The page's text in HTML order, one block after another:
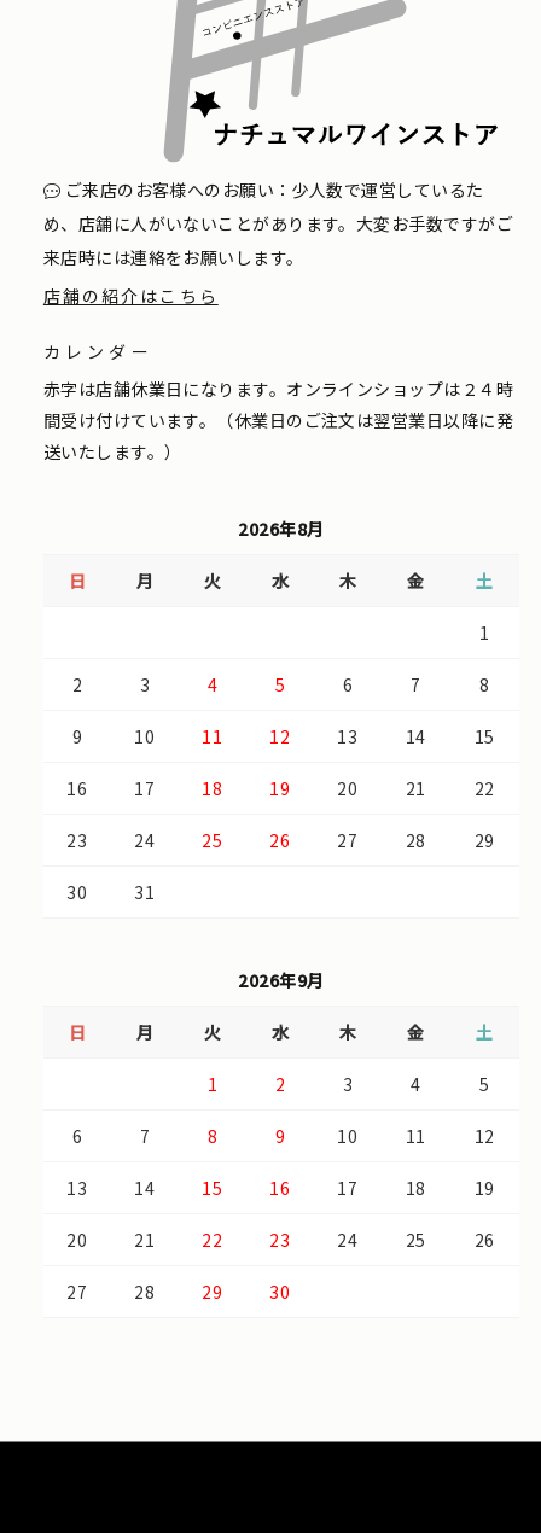
ご来店のお客様へのお願い：少人数で運営しているた
め、店舗に人がいないことがあります。大変お手数ですがご
来店時には連絡をお願いします。
店舗の紹介はこちら
カレンダー
赤字は店舗休業日になります。オンラインショップは２４時
間受け付けています。（休業日のご注文は翌営業日以降に発
送いたします。）
2026年8月
日 月 火 水 木 金 土
1
2 3 4 5 6 7 8
9 10 11 12 13 14 15
16 17 18 19 20 21 22
23 24 25 26 27 28 29
30 31
2026年9月
日 月 火 水 木 金 土
1 2 3 4 5
6 7 8 9 10 11 12
13 14 15 16 17 18 19
20 21 22 23 24 25 26
27 28 29 30